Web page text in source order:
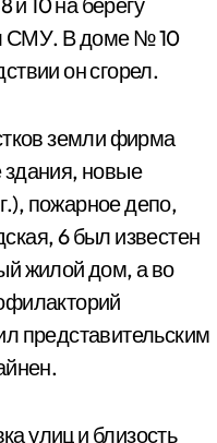
СМУ. В доме № 10
он сгорел.
земли фирма
здания, новые
пожарное депо,
6 был известен
жилой дом, а во
представительским
улиц и близость